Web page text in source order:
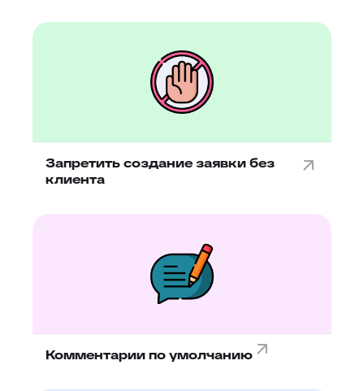
Запретить создание заявки без
клиента
Комментарии по умолчанию